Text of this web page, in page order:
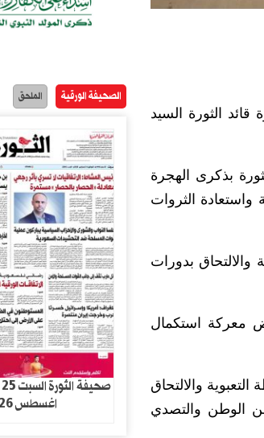
الثورة السيد
بذكرى الهجرة
واستعادة الثروات
والالتحاق بدورات
معركة استكمال
والالتحاق
الوطن والتصدي
الصحيفة الورقية الملحق
اغسطس 2026